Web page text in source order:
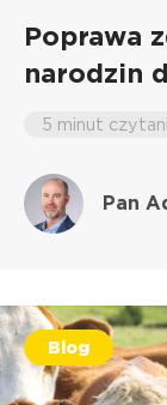
Poprawa
narodzin
5 minut
Pan
Blog